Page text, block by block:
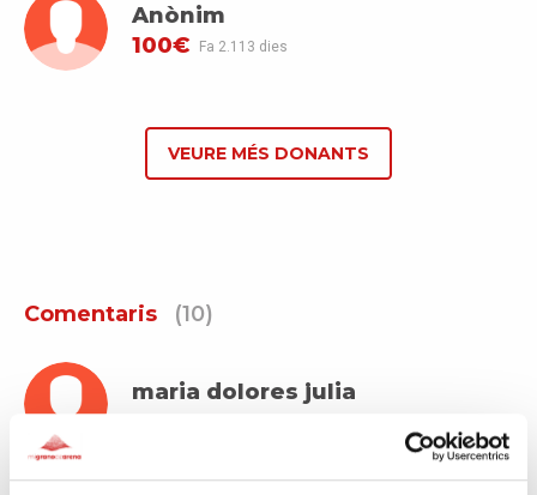
Anònim
100€
Fa 2.113 dies
VEURE MÉS DONANTS
Comentaris (10)
maria dolores julia